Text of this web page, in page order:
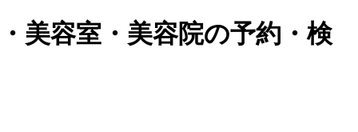
美容室・美容院の予約・検